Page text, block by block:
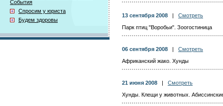
События
Спросим у юриста
Будем здоровы
13 сентября 2008
Смотреть
Парк птиц "Воробьи". Зоогостиница
06 сентября 2008
Смотреть
Африканский жако. Хунды
21 июня 2008
Смотреть
Хунды. Клещи у животных.